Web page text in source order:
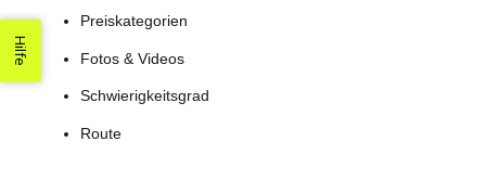
Preiskategorien
Fotos & Videos
Schwierigkeitsgrad
Route
Hilfe